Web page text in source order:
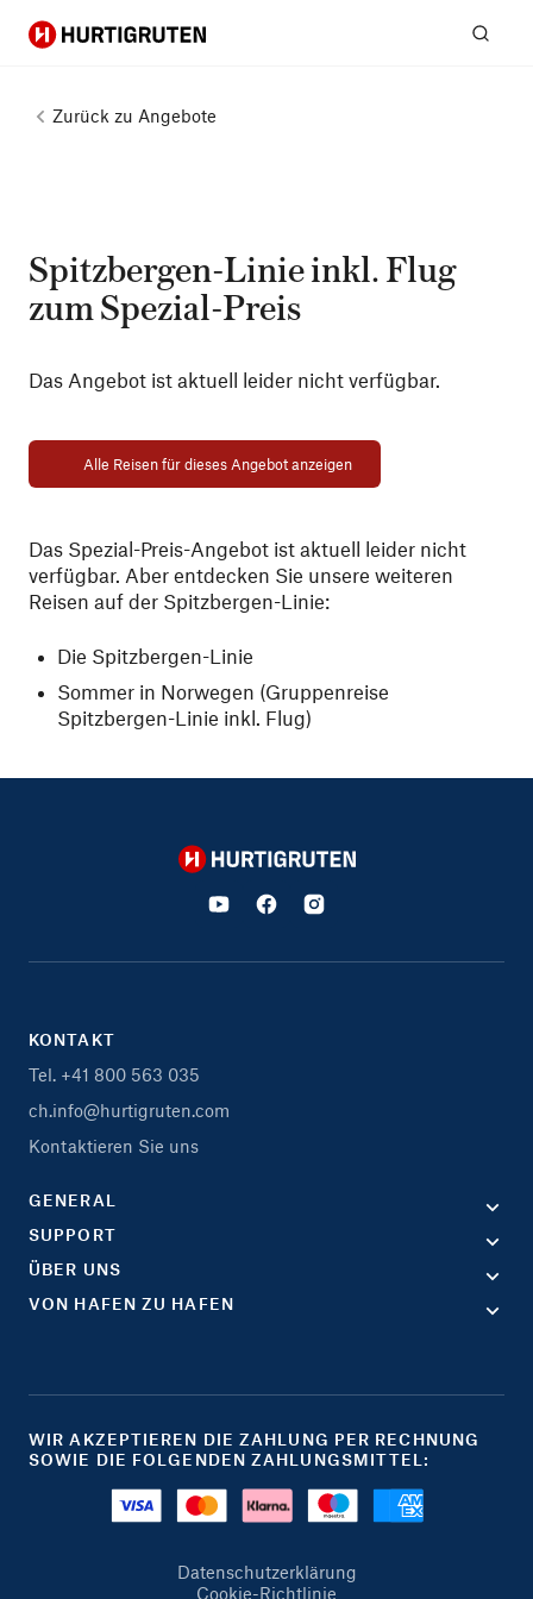
Hurtigruten
Zurück zu Angebote
Spitzbergen-Linie inkl. Flug
zum Spezial-Preis
Das Angebot ist aktuell leider nicht verfügbar.
Alle Reisen für dieses Angebot anzeigen
Das Spezial-Preis-Angebot ist aktuell leider nicht
verfügbar. Aber entdecken Sie unsere weiteren
Reisen auf der Spitzbergen-Linie:
Die Spitzbergen-Linie
Sommer in Norwegen (Gruppenreise
Spitzbergen-Linie inkl. Flug)
Hurtigruten
KONTAKT
Tel. +41 800 563 035
ch.info@hurtigruten.com
Kontaktieren Sie uns
GENERAL
SUPPORT
ÜBER UNS
VON HAFEN ZU HAFEN
WIR AKZEPTIEREN DIE ZAHLUNG PER RECHNUNG
SOWIE DIE FOLGENDEN ZAHLUNGSMITTEL:
Datenschutzerklärung
Cookie-Richtlinie